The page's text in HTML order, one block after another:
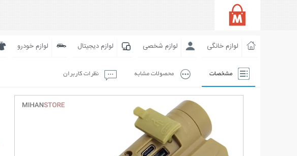
لوازم خانگی لوازم شخصی لوازم دیجیتال لوازم خودرو
مشخصات محصولات مشابه نظرات کاربران